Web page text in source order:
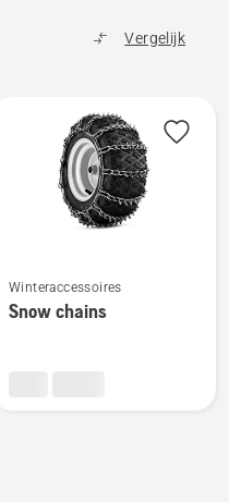
Vergelijk
meer
details
Winteraccessoires
Snow chains